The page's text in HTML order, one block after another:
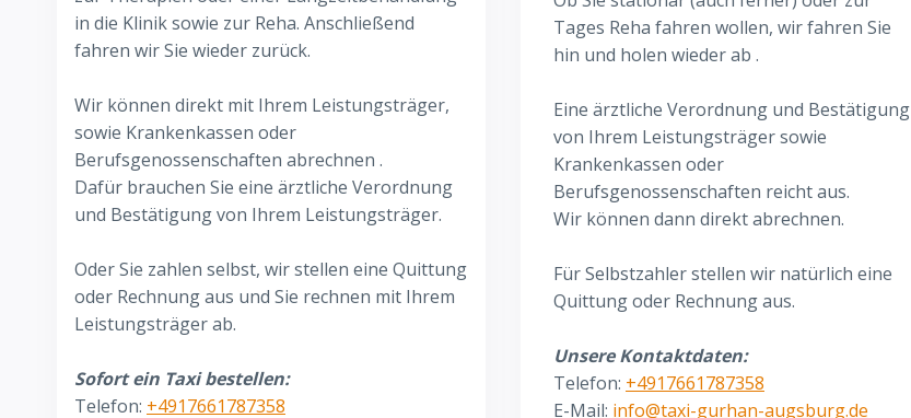
in die Klinik sowie zur Reha. Anschließend
fahren wir Sie wieder zurück.
Wir können direkt mit Ihrem Leistungsträger,
sowie Krankenkassen oder
Berufsgenossenschaften abrechnen .
Dafür brauchen Sie eine ärztliche Verordnung
und Bestätigung von Ihrem Leistungsträger.
Oder Sie zahlen selbst, wir stellen eine Quittung
oder Rechnung aus und Sie rechnen mit Ihrem
Leistungsträger ab.
Sofort ein Taxi bestellen:
Telefon: +4917661787358
Tages Reha fahren wollen, wir fahren Sie
hin und holen wieder ab .
Eine ärztliche Verordnung und Bestätigung
von Ihrem Leistungsträger sowie
Krankenkassen oder
Berufsgenossenschaften reicht aus.
Wir können dann direkt abrechnen.
Für Selbstzahler stellen wir natürlich eine
Quittung oder Rechnung aus.
Unsere Kontaktdaten:
Telefon: +4917661787358
E-Mail: info@taxi-gurhan-augsburg.de